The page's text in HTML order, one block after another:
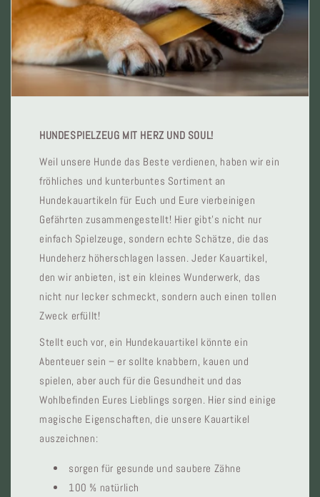
HUNDESPIELZEUG MIT HERZ UND SOUL!
Weil unsere Hunde das Beste verdienen, haben wir ein
fröhliches und kunterbuntes Sortiment an
Hundekauartikeln für Euch und Eure vierbeinigen
Gefährten zusammengestellt! Hier gibt’s nicht nur
einfach Spielzeuge, sondern echte Schätze, die das
Hundeherz höherschlagen lassen. Jeder Kauartikel,
den wir anbieten, ist ein kleines Wunderwerk, das
nicht nur lecker schmeckt, sondern auch einen tollen
Zweck erfüllt!
Stellt euch vor, ein Hundekauartikel könnte ein
Abenteuer sein – er sollte knabbern, kauen und
spielen, aber auch für die Gesundheit und das
Wohlbefinden Eures Lieblings sorgen. Hier sind einige
magische Eigenschaften, die unsere Kauartikel
auszeichnen:
sorgen für gesunde und saubere Zähne
100 % natürlich